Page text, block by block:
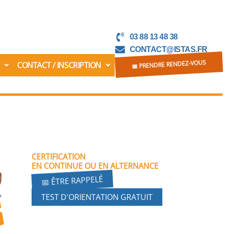
CONTACT / INSCRIPTION
03 88 13 48 38
CONTACT@ISTAS.FR
📅 PRENDRE RENDEZ-VOUS
CERTIFICATION
EN CONTINUE OU EN ALTERNANCE
📅 ÊTRE RAPPELÉ
TEST D'ORIENTATION GRATUIT